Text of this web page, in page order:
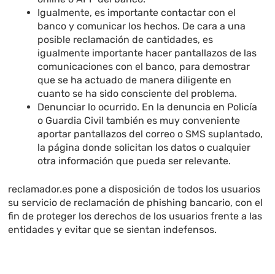
Igualmente, es importante contactar con el
banco y comunicar los hechos. De cara a una
posible reclamación de cantidades, es
igualmente importante hacer pantallazos de las
comunicaciones con el banco, para demostrar
que se ha actuado de manera diligente en
cuanto se ha sido consciente del problema.
Denunciar lo ocurrido. En la denuncia en Policía
o Guardia Civil también es muy conveniente
aportar pantallazos del correo o SMS suplantado,
la página donde solicitan los datos o cualquier
otra información que pueda ser relevante.
reclamador.es pone a disposición de todos los usuarios
su servicio de reclamación de phishing bancario, con el
fin de proteger los derechos de los usuarios frente a las
entidades y evitar que se sientan indefensos.